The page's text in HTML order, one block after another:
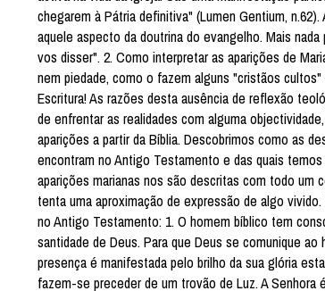
chegarem à Pátria definitiva" (Lumen Gentium,
aquele aspecto da doutrina do evangelho. Mais
vos disser". 2. Como interpretar as aparições de
nem piedade, como o fazem alguns "cristãos
Escritura! As razões desta ausência de reflexão
de enfrentar as realidades com alguma
aparições a partir da Bíblia. Descobrimos como as
encontram no Antigo Testamento e das quais
aparições marianas nos são descritas com todo
tenta uma aproximação de expressão de algo
no Antigo Testamento: 1. O homem bíblico tem
santidade de Deus. Para que Deus se comunique
presença é manifestada pelo brilho da sua glória
fazem-se preceder de um trovão de Luz. A Senhora